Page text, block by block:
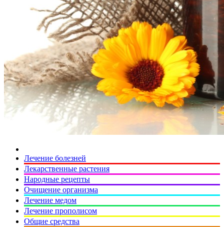
Лечение болезней
Лекарственные растения
Народные рецепты
Очищение организма
Лечение медом
Лечение прополисом
Общие средства